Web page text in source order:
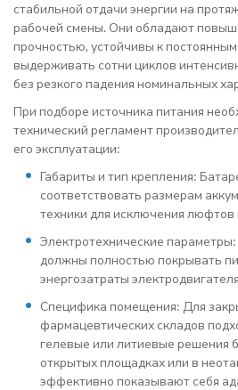
стабильной отдачи энергии на
рабочей смены. Они обладают
прочностью, устойчивы к
выдерживать сотни циклов
без резкого падения номинальных
При подборе источника питания
технический регламент
его эксплуатации:
Габариты и тип крепления:
соответствовать размерам
техники для исключения
Электротехнические
должны полностью покрывать
энергозатраты
Специфика помещения: Для
фармацевтических складов
гелевые или литиевые решения
открытых площадках или в
эффективно показывают себя